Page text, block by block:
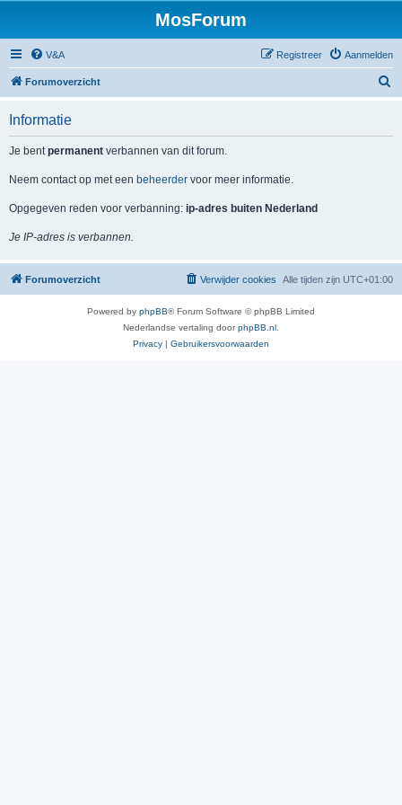
MosForum
V&A Aanmelden
Registreer
Forumoverzicht
Informatie
Je bentpermanent verbannen van dit forum.
Neem contact op met een beheerder voor meer informatie.
Opgegeven reden voor verbanning: ip-adres buiten Nederland
Je IP-adres is verbannen.
Forumoverzicht Alle tijden zijn UTC+01:00
Verwijder cookies
Powered by phpBB® Forum Software © phpBB Limited
Nederlandse vertaling doorphpBB.nl
Privacy | Gebruikersvoorwaarden